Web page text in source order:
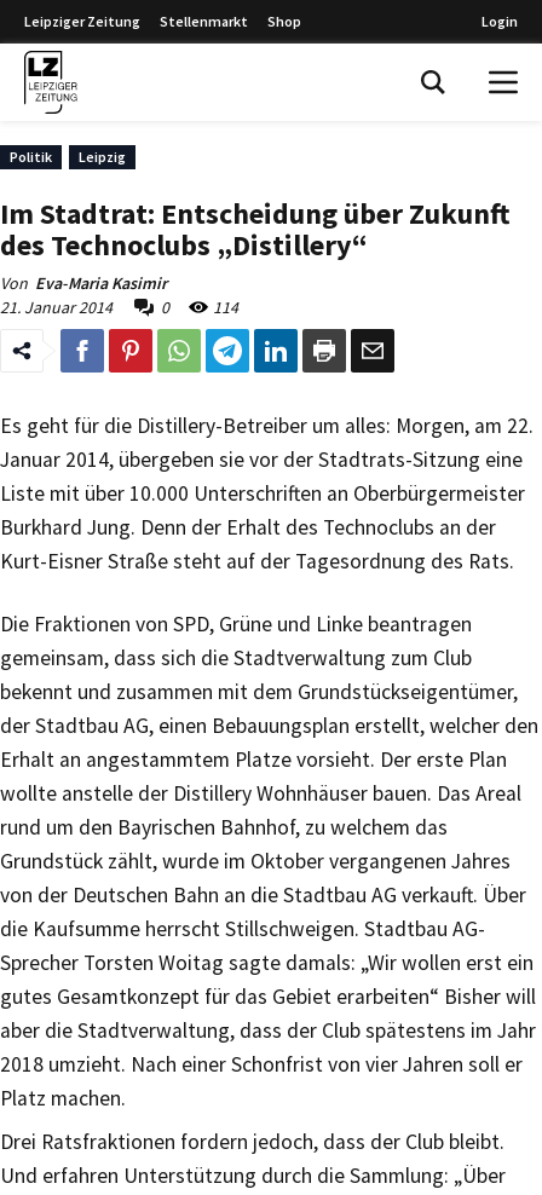
Leipziger Zeitung Stellenmarkt Shop Login
Politik Leipzig
Im Stadtrat: Entscheidung über Zukunft
des Technoclubs „Distillery“
Von Eva-Maria Kasimir
21. Januar 2014
0 114
Es geht für die Distillery-Betreiber um alles: Morgen, am 22.
Januar 2014, übergeben sie vor der Stadtrats-Sitzung eine
Liste mit über 10.000 Unterschriften an Oberbürgermeister
Burkhard Jung. Denn der Erhalt des Technoclubs an der
Kurt-Eisner Straße steht auf der Tagesordnung des Rats.
Die Fraktionen von SPD, Grüne und Linke beantragen
gemeinsam, dass sich die Stadtverwaltung zum Club
bekennt und zusammen mit dem Grundstückseigentümer,
der Stadtbau AG, einen Bebauungsplan erstellt, welcher den
Erhalt an angestammtem Platze vorsieht. Der erste Plan
wollte anstelle der Distillery Wohnhäuser bauen. Das Areal
rund um den Bayrischen Bahnhof, zu welchem das
Grundstück zählt, wurde im Oktober vergangenen Jahres
von der Deutschen Bahn an die Stadtbau AG verkauft. Über
die Kaufsumme herrscht Stillschweigen. Stadtbau AG-
Sprecher Torsten Woitag sagte damals: „Wir wollen erst ein
gutes Gesamtkonzept für das Gebiet erarbeiten“ Bisher will
aber die Stadtverwaltung, dass der Club spätestens im Jahr
2018 umzieht. Nach einer Schonfrist von vier Jahren soll er
Platz machen.
Drei Ratsfraktionen fordern jedoch, dass der Club bleibt.
Und erfahren Unterstützung durch die Sammlung: „Über